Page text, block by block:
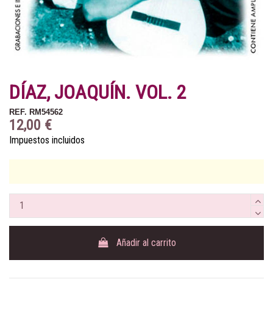
DÍAZ, JOAQUÍN. VOL. 2
REF. RM54562
12,00 €
Impuestos incluidos
Añadir al carrito